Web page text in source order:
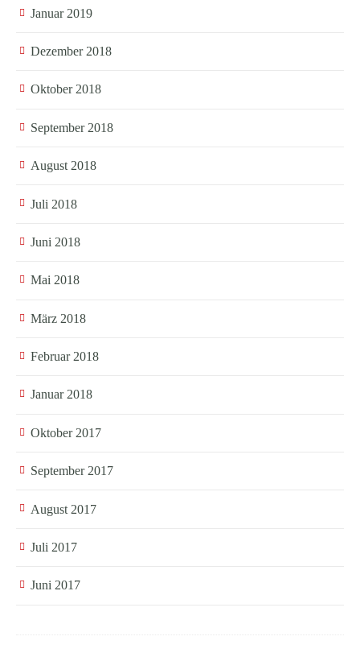
Januar 2019
Dezember 2018
Oktober 2018
September 2018
August 2018
Juli 2018
Juni 2018
Mai 2018
März 2018
Februar 2018
Januar 2018
Oktober 2017
September 2017
August 2017
Juli 2017
Juni 2017